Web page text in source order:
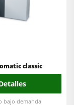
classic
bajo demanda